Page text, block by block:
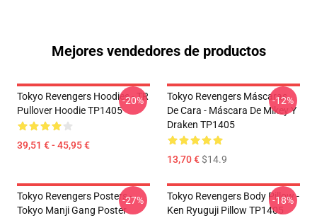
Mejores vendedores de productos
Tokyo Revengers Hoodies - TR
Pullover Hoodie TP1405
39,51 € - 45,95 €
-20%
Tokyo Revengers Máscaras
De Cara - Máscara De Mikey Y
Draken TP1405
13,70 €$14.9
-12%
Tokyo Revengers Posters -
Tokyo Manji Gang Poster
-27%
Tokyo Revengers Body Pillow -
Ken Ryuguji Pillow TP1405
-18%